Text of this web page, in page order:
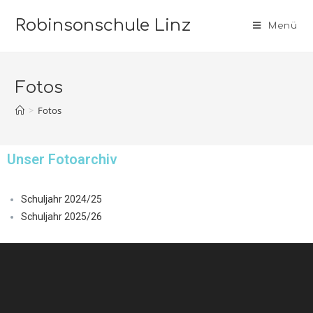
Robinsonschule Linz Menü
Fotos
> Fotos
Unser Fotoarchiv
Schuljahr 2024/25
Schuljahr 2025/26